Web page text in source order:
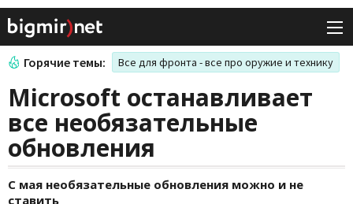
Горячие темы: Все для фронта - все про оружие и технику
Microsoft останавливает
все необязательные
обновления
С мая необязательные обновления можно и не
ставить